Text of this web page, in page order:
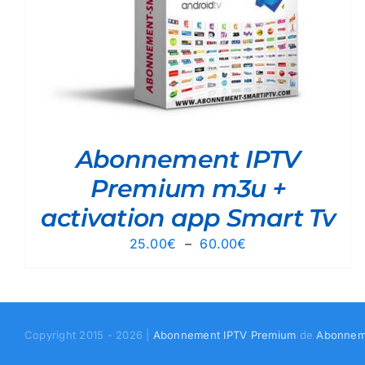
Abonnement IPTV
Premium m3u +
activation app Smart Tv
25.00€ – 60.00€
à
Copyright 2015 - 2026 | Abonnement IPTV Premium de